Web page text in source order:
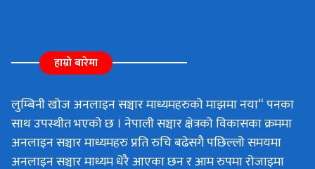
हाम्रो बारेमा
लुम्बिनी खोज अनलाइन सञ्चार माध्यमहरुको माझमा नया“ पनका
साथ उपस्थीत भएको छ । नेपाली सञ्चार क्षेत्रको विकासका क्रममा
अनलाइन सञ्चार माध्यमहरु प्रति रुचि बढेसगै पछिल्लो समयमा
अनलाइन सञ्चार माध्यम धेरै आएका छन र आम रुपमा रोजाइमा